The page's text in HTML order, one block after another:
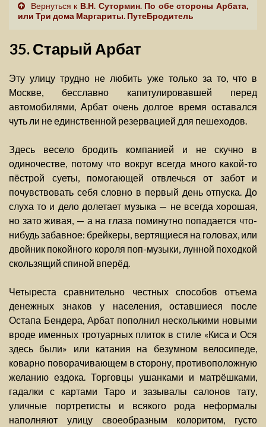
Вернуться к В.Н. Сутормин. По обе стороны Арбата,
или Три дома Маргариты. ПутеБродитель
35. Старый Арбат
Эту улицу трудно не любить уже только за то, что в
Москве, бесславно капитулировавшей перед
автомобилями, Арбат очень долгое время оставался
чуть ли не единственной резервацией для пешеходов.
Здесь весело бродить компанией и не скучно в
одиночестве, потому что вокруг всегда много какой-то
пёстрой суеты, помогающей отвлечься от забот и
почувствовать себя словно в первый день отпуска. До
слуха то и дело долетает музыка — не всегда хорошая,
но зато живая, — а на глаза поминутно попадается что-
нибудь забавное: брейкеры, вертящиеся на головах, или
двойник покойного короля поп-музыки, лунной походкой
скользящий спиной вперёд.
Четыреста сравнительно честных способов отъема
денежных знаков у населения, оставшиеся после
Остапа Бендера, Арбат пополнил несколькими новыми
вроде именных тротуарных плиток в стиле «Киса и Ося
здесь были» или катания на безумном велосипеде,
коварно поворачивающем в сторону, противоположную
желанию ездока. Торговцы ушанками и матрёшками,
гадалки с картами Таро и зазывалы салонов тату,
уличные портретисты и всякого рода неформалы
наполняют улицу своеобразным колоритом, густо